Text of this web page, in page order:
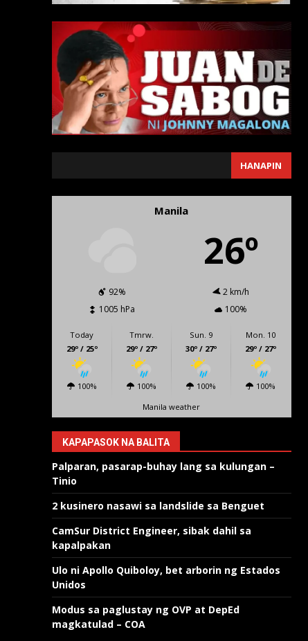
HANAPIN
Manila
26º
92%
2 km/h
1005 hPa
100%
Today
29º / 25º
100%
Tmrw.
29º / 27º
100%
Sun. 9
30º / 27º
100%
Mon. 10
29º / 27º
100%
Manila weather
KAPAPASOK NA BALITA
Palparan, pasarap-buhay lang sa kulungan –
Tinio
2 kusinero nasawi sa landslide sa Benguet
CamSur District Engineer, sibak dahil sa
kapalpakan
Ulo ni Apollo Quiboloy, bet arborin ng Estados
Unidos
Modus sa paglustay ng OVP at DepEd
magkatulad – COA